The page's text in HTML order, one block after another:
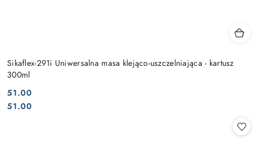
Sikaflex-291i Uniwersalna masa klejąco-uszczelniająca - kartusz
300ml
Cena:
51.00
Cena:
51.00